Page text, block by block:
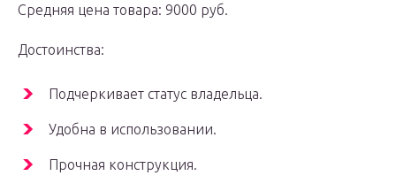
Средняя цена товара: 9000 руб.
Достоинства:
Подчеркивает статус владельца.
Удобна в использовании.
Прочная конструкция.